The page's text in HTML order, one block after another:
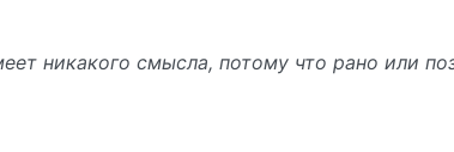
никакого смысла, потому что рано или